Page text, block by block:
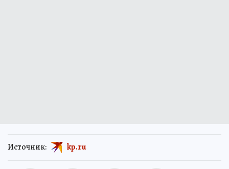
Источник: kp.ru